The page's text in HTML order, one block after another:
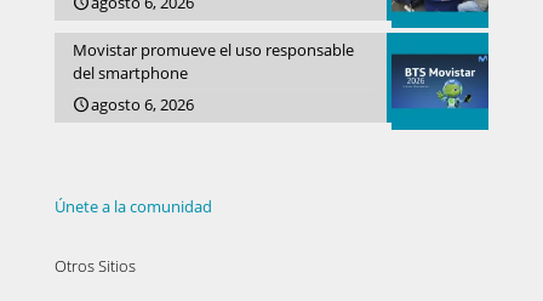
Movistar promueve el uso responsable
del smartphone
agosto 6, 2026
Únete a la comunidad
Otros Sitios